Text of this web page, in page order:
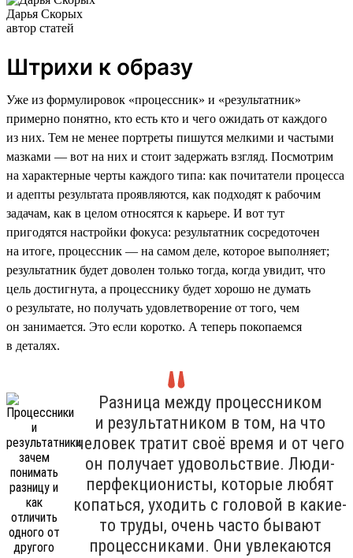
Дарья Скорых
автор статей
Штрихи к образу
Уже из формулировок «процессник» и «результатник»
примерно понятно, кто есть кто и чего ожидать от каждого
из них. Тем не менее портреты пишутся мелкими и частыми
мазками — вот на них и стоит задержать взгляд. Посмотрим
на характерные черты каждого типа: как почитатели процесса
и адепты результата проявляются, как подходят к рабочим
задачам, как в целом относятся к карьере. И вот тут
пригодятся настройки фокуса: результатник сосредоточен
на итоге, процессник — на самом деле, которое выполняет;
результатник будет доволен только тогда, когда увидит, что
цель достигнута, а процесснику будет хорошо не думать
о результате, но получать удовлетворение от того, чем
он занимается. Это если коротко. А теперь покопаемся
в деталях.
Разница между процессником
и результатником в том, на что
человек тратит своё время и от чего
он получает удовольствие. Люди-
перфекционисты, которые любят
копаться, уходить с головой в какие-
то труды, очень часто бывают
процессниками. Они увлекаются